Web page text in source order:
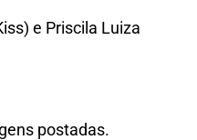
e Priscila Luiza
postadas.